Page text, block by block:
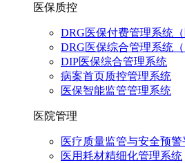
医保质控
DRG医保付费管理系统（
DRG医保综合管理系统（
DIP医保综合管理系统
病案首页质控管理系统
医保智能监管管理系统
医院管理
医疗质量监管与安全预警
医用耗材精细化管理系统